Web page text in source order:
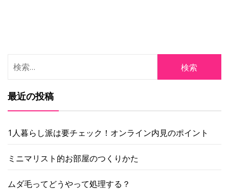
ン
索:
最近の投稿
1人暮らし派は要チェック！オンライン内見のポイント
ミニマリスト的お部屋のつくりかた
ムダ毛ってどうやって処理する？